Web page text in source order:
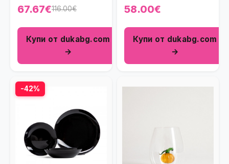
67.67€116.00€
Купи от dukabg.com
→
см., зелен
58.00€
Купи от dukabg.com
→
-42%